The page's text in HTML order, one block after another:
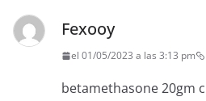
Fexooy
el 01/05/2023 a las 3:13 pm
betamethasone 20gm